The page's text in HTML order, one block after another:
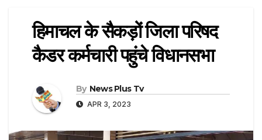
हिमाचल के सैकड़ों जिला परिषद
कैडर कर्मचारी पहुंचे विधानसभा
By News Plus Tv
APR 3, 2023